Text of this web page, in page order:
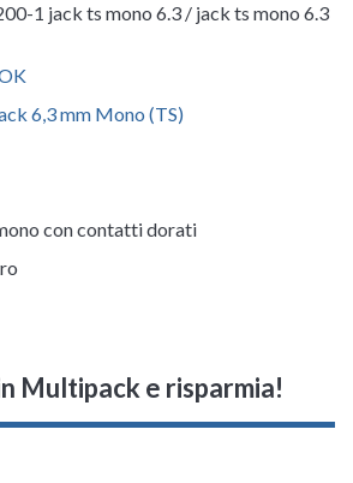
1 jack ts mono 6.3 / jack ts mono 6.3
6,3 mm Mono (TS)
con contatti dorati
Multipack e risparmia!